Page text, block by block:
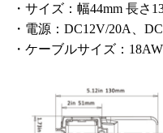
・サイズ：幅44mm 長さ
・電源：DC12V/20A、
・ケーブルサイズ：